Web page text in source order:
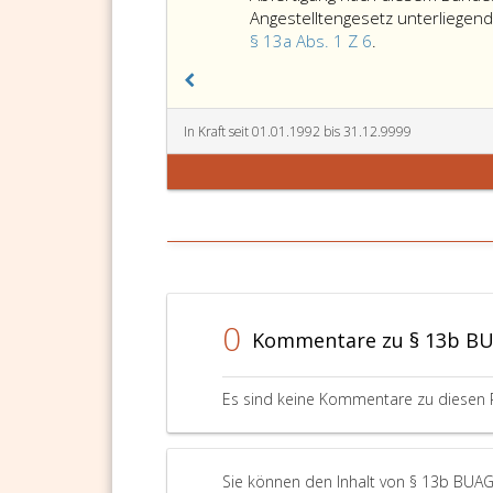
bei
Beschäftigungen
den
dieses
(Betrieben)
Konzerns
Diese
gleichfalls
erfüllt
bei
Beschäftigungen
Angestelltengesetz
§ 13a Abs. 1 Z 6.
Bundesgesetz,
die
nicht
Absatz
eine
werden,
sind
einem
Anspruch
In Kraft seit 01.01.1992 bis 31.12.9999
0 Kommentare zu § 13b
Es sind keine Kommentare zu diesen
Sie können den Inhalt von § 13b